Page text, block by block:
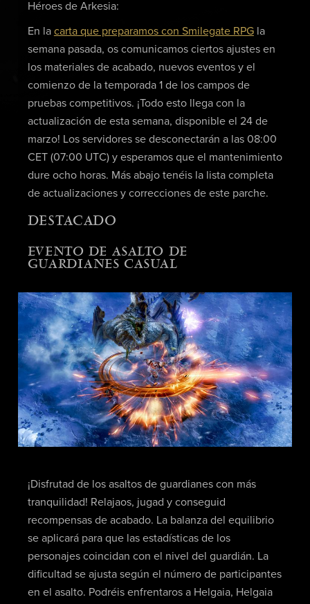
Héroes de Arkesia:
En la carta que preparamos con Smilegate RPGla
semana pasada, os comunicamos ciertos ajustes en
los materiales de acabado, nuevos eventos y el
comienzo de la temporada 1 de los campos de
pruebas competitivos. ¡Todo esto llega con la
actualización de esta semana, disponible el 24 de
marzo! Los servidores se desconectarán a las 08:00
CET (07:00 UTC) y esperamos que el mantenimiento
dure ocho horas. Más abajo tenéis la lista completa
de actualizaciones y correcciones de este parche.
DESTACADO
EVENTO DE ASALTO DE
GUARDIANES CASUAL
¡Disfrutad de los asaltos de guardianes con más
tranquilidad! Relajaos, jugad y conseguid
recompensas de acabado. La balanza del equilibrio
se aplicará para que las estadísticas de los
personajes coincidan con el nivel del guardián. La
dificultad se ajusta según el número de participantes
en el asalto. Podréis enfrentaros a Helgaia, Helgaia